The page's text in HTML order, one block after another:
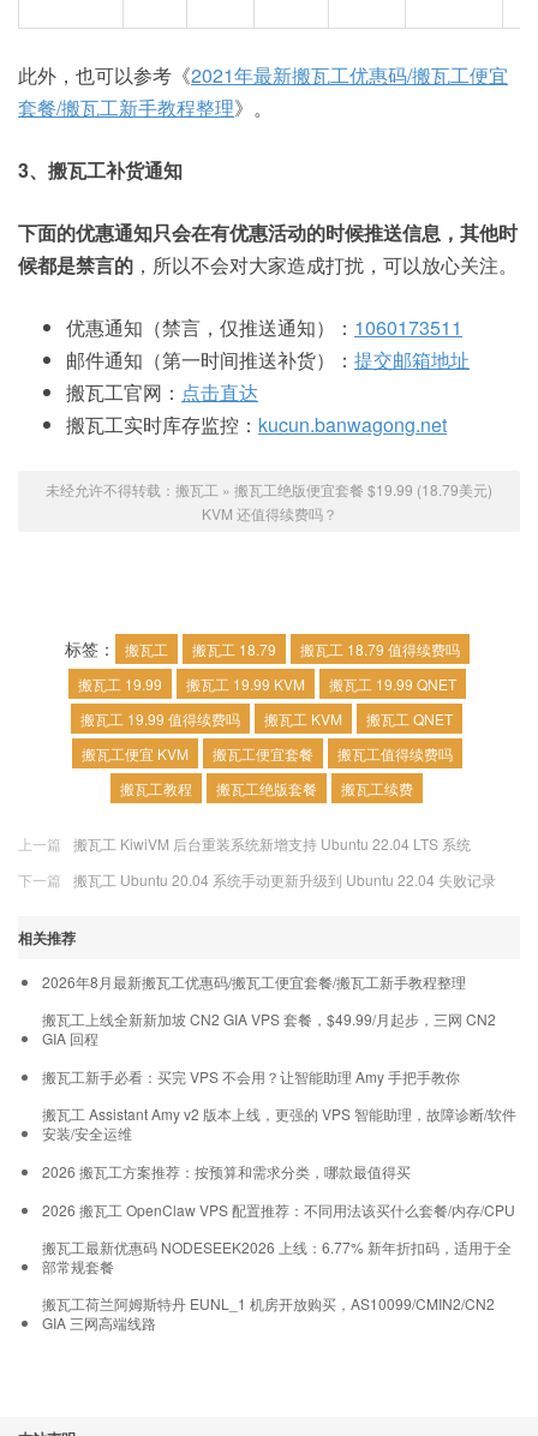
此外，也可以参考《2021年最新搬瓦工优惠码/搬瓦工便宜
套餐/搬瓦工新手教程整理》。
3、搬瓦工补货通知
下面的优惠通知只会在有优惠活动的时候推送信息，其他时
候都是禁言的 ，所以不会对大家造成打扰，可以放心关注。
优惠通知（禁言，仅推送通知）： 1060173511
邮件通知（第一时间推送补货）： 提交邮箱地址
搬瓦工官网： 点击直达
搬瓦工实时库存监控： kucun.banwagong.net
未经允许不得转载： 搬瓦工 » 搬瓦工绝版便宜套餐 $19.99 (18.79美元)
KVM 还值得续费吗？
标签： 搬瓦工 搬瓦工 18.79
搬瓦工 18.79 值得续费吗
搬瓦工 19.99
搬瓦工 19.99 KVM
搬瓦工 19.99 QNET
搬瓦工 19.99 值得续费吗
搬瓦工 KVM
搬瓦工 QNET
搬瓦工便宜 KVM
搬瓦工便宜套餐
搬瓦工值得续费吗
搬瓦工教程
搬瓦工绝版套餐 搬瓦工续费
上一篇
搬瓦工 KiwiVM 后台重装系统新增支持 Ubuntu 22.04 LTS 系统
下一篇
搬瓦工 Ubuntu 20.04 系统手动更新升级到 Ubuntu 22.04 失败记录
相关推荐
2026年8月最新搬瓦工优惠码/搬瓦工便宜套餐/搬瓦工新手教程整理
搬瓦工上线全新新加坡 CN2 GIA VPS 套餐，$49.99/月起步，三网 CN2
GIA 回程
搬瓦工新手必看：买完 VPS 不会用？让智能助理 Amy 手把手教你
搬瓦工 Assistant Amy v2 版本上线，更强的 VPS 智能助理，故障诊断/软件
安装/安全运维
2026 搬瓦工方案推荐：按预算和需求分类，哪款最值得买
2026 搬瓦工 OpenClaw VPS 配置推荐：不同用法该买什么套餐/内存/CPU
搬瓦工最新优惠码 NODESEEK2026 上线：6.77% 新年折扣码，适用于全
部常规套餐
搬瓦工荷兰阿姆斯特丹 EUNL_1 机房开放购买，AS10099/CMIN2/CN2
GIA 三网高端线路